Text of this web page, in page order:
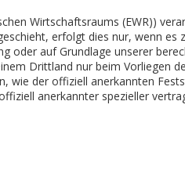
Wirtschaftsraums (EWR))
erfolgt dies nur, wenn es
oder auf Grundlage unserer
Drittland nur beim Vorliegen
wie der offiziell anerkannten
anerkannter spezieller